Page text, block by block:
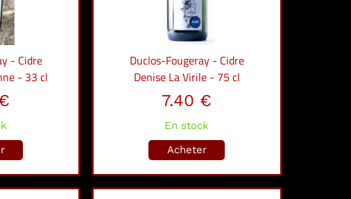
- Cidre
- 33 cl
Duclos-Fougeray - Cidre
Denise La Virile - 75 cl
7.40 €
En stock
Acheter